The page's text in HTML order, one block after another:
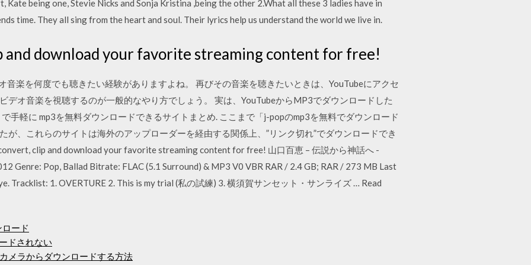
Kate being one, Stevie Nicks and Sonja Kristina ,being the other 2.What all these 3 ladies have in
time. They all sing from the heart and soul. Their lyrics help us understand the world we live in.
and download your favorite streaming content for free!
音楽を何度でも聴きたい経験がありますよね。 再びその音楽を聴きたいときは、YouTubeにアクセ
デオ音楽を視聴するのが一般的なやり方でしょう。 実は、YouTubeからMP3でダウンロードした
手軽に mp3を無料ダウンロードできるサイトまとめ. ここまで「j-popのmp3を無料でダウンロード
が、これらのサイトは海外のアップローダーを経由する関係上、”リンク切れ”でダウンロードでき
clip and download your favorite streaming content for free! 山口百恵 – 伝説から神話へ -
Genre: Pop, Ballad Bitrate: FLAC (5.1 Surround) & MP3 V0 VBR RAR / 2.4 GB; RAR / 273 MB Last
Tracklist: 1. OVERTURE 2. This is my trial (私の試練) 3. 横須賀サンセット・サンライズ … Read
ード
ドされない
メラからダウンロードする方法